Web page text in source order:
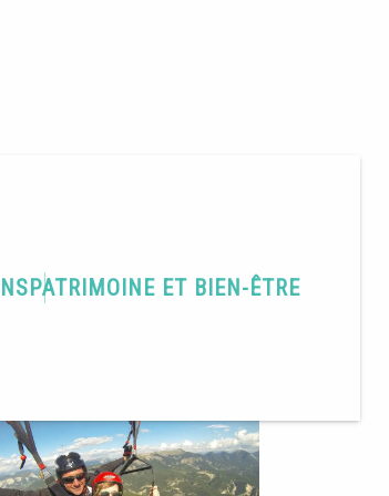
PATRIMOINE ET BIEN-ÊTRE